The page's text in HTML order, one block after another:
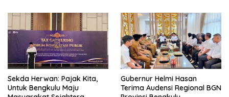
Sekda Herwan: Pajak Kita,
Untuk Bengkulu Maju
Gubernur Helmi Hasan
Terima Audensi Regional BGN